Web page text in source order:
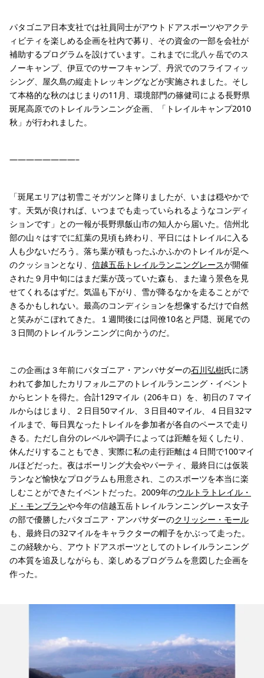
パタゴニア日本支社では社員同士がアウトドアスポーツやアクテ
ィビティを楽しめる企画を社内で募り、その資金の一部を会社が
補助するプログラムを設けています。これまでに北八ヶ岳でのス
ノーキャンプ、伊豆でのサーフキャンプ、丹沢でのフライフィッ
シング、屋久島の縦走トレッキングなどが実施されました。そし
て本格的な秋のはじまりの11月、環境部門の篠健司による長野県
斑尾高原でのトレイルランニング企画、「トレイルキャンプ2010
秋」が行われました。
————————–
「斑尾エリアは初雪こそガツンと降りましたが、いまは穏やかで
す。天気が良ければ、いつまでも走っていられるようなコンディ
ションです」との一報が長野県飯山市の知人から届いた。信州北
部の山々はすでに紅葉の見頃も終わり、平日にはトレイルに入る
人も少ないだろう。落ち葉が積もったふかふかのトレイルが足へ
のクッションとなり、 信越五岳トレイルランニングレースが開催
された９月中旬にはまだ葉が茂っていた森も、また違う景色を見
せてくれるはずだ。気温も下がり、雪が降るなかを走ることがで
きるかもしれない。最高のコンディションを想像するだけで自然
と笑みがこぼれてきた。１週間後には同僚10名と戸隠、斑尾での
３日間のトレイルランニングに向かうのだ。
この企画は３年前にパタゴニア・アンバサダーの石川弘樹氏に誘
われて参加したカリフォルニアのトレイルランニング・イベント
からヒントを得た。合計129マイル（206キロ）を、初日の７マイ
ルからはじまり、２日目50マイル、３日目40マイル、４日目32マ
イルまで、毎日異なったトレイルを参加者が各自のペースで走り
きる。ただし自分のレベルや調子によっては距離を短くしたり、
休んだりすることもでき、実際に私の走行距離は４日間で100マイ
ルほどだった。夜はボーリング大会やパーティ、最終日には仮装
ランなど愉快なプログラムも用意され、このスポーツを本当に楽
しむことができたイベントだった。2009年のウルトラトレイル・
ド・モンブランや今年の信越五岳トレイルランニングレース女子
の部で優勝したパタゴニア・アンバサダーのクリッシー・モール
も、最終日の32マイルをキャラクターの帽子をかぶって走った。
この経験から、アウトドアスポーツとしてのトレイルランニング
の本質を追及しながらも、楽しめるプログラムを意図した企画を
作った。